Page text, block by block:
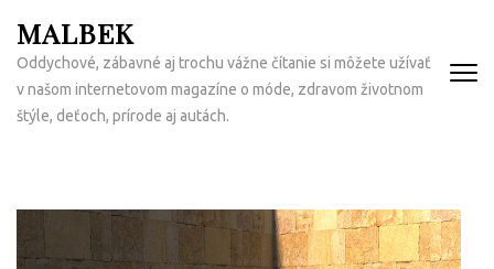
na
obsah
(Enter)
MALBEK
Oddychové, zábavné aj trochu vážne čítanie si môžete užívať
v našom internetovom magazíne o móde, zdravom životnom
štýle, deťoch, prírode aj autách.